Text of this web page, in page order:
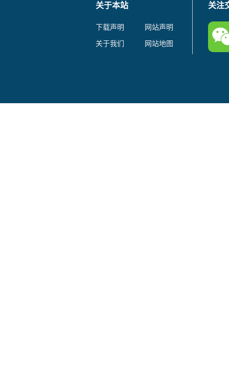
关于本站
下载声明
网站声明
关于我们
网站地图
关注